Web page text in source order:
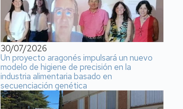
30/07/2026
Un proyecto aragonés impulsará un nuevo
modelo de higiene de precisión en la
industria alimentaria basado en
secuenciación genética